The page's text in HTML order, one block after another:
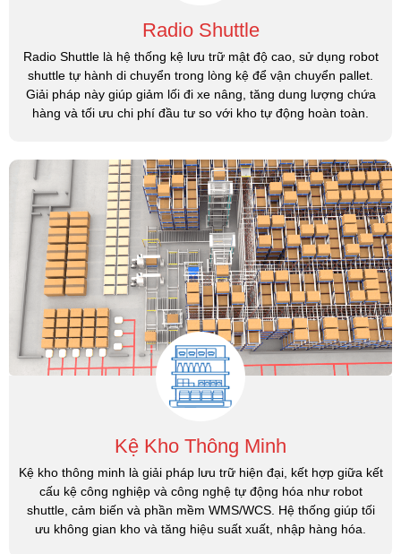
Radio Shuttle
Radio Shuttle là hệ thống kệ lưu trữ mật độ cao, sử dụng robot
shuttle tự hành di chuyển trong lòng kệ để vận chuyển pallet.
Giải pháp này giúp giảm lối đi xe nâng, tăng dung lượng chứa
hàng và tối ưu chi phí đầu tư so với kho tự động hoàn toàn.
Kệ Kho Thông Minh
Kệ kho thông minh là giải pháp lưu trữ hiện đại, kết hợp giữa kết
cấu kệ công nghiệp và công nghệ tự động hóa như robot
shuttle, cảm biến và phần mềm WMS/WCS. Hệ thống giúp tối
ưu không gian kho và tăng hiệu suất xuất, nhập hàng hóa.